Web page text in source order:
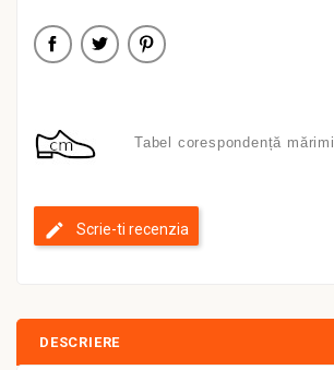
Tabel corespondență mărimi
Scrie-ti recenzia
DESCRIERE